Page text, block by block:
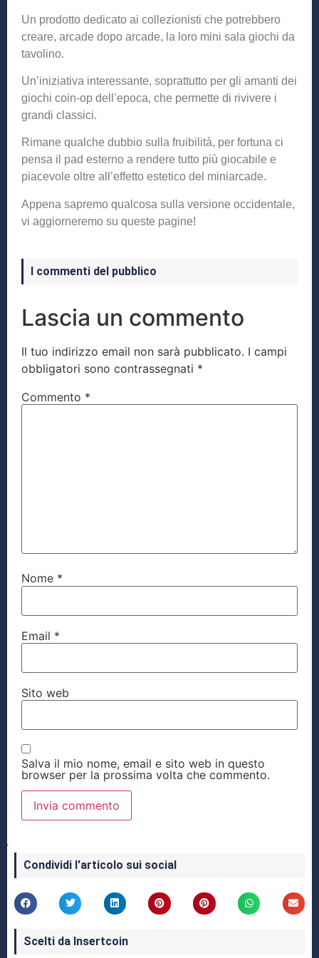
Un prodotto dedicato ai collezionisti che potrebbero
creare, arcade dopo arcade, la loro mini sala giochi da
tavolino.
Un’iniziativa interessante, soprattutto per gli amanti dei
giochi coin-op dell’epoca, che permette di rivivere i
grandi classici.
Rimane qualche dubbio sulla fruibilità, per fortuna ci
pensa il pad esterno a rendere tutto più giocabile e
piacevole oltre all’effetto estetico del miniarcade.
Appena sapremo qualcosa sulla versione occidentale,
vi aggiorneremo su queste pagine!
I commenti del pubblico
Lascia un commento
Il tuo indirizzo email non sarà pubblicato. I campi
obbligatori sono contrassegnati *
Commento *
Nome *
Email *
Sito web
Salva il mio nome, email e sito web in questo
browser per la prossima volta che commento.
Condividi l'articolo sui social
Scelti da Insertcoin